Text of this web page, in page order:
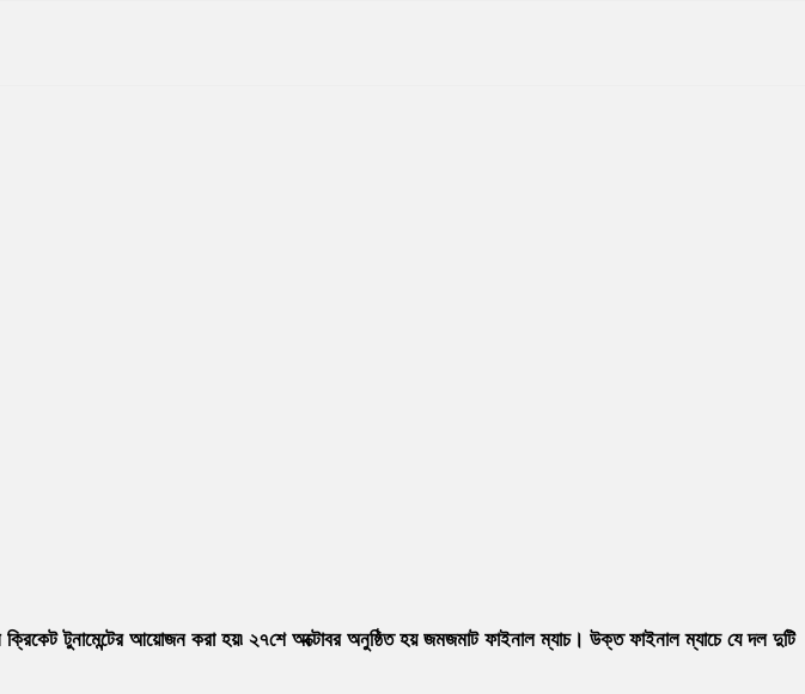
ক্রিকেট টুনামেন্টের আয়োজন করা হয়৷ ২৭শে অক্টোবর অনুষ্ঠিত হয় জমজমাট ফাইনাল ম্যাচ। উক্ত ফাইনাল ম্যাচে যে দল দুটি